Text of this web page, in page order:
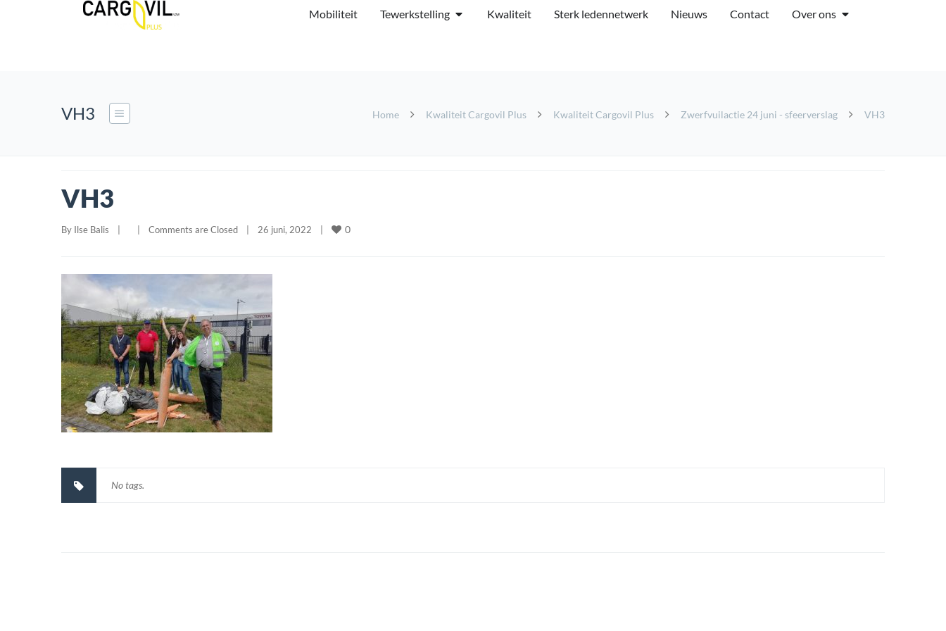
Mobiliteit Tewerkstelling Kwaliteit Sterk ledennetwerk Nieuws Contact Over ons
VH3 Home Kwaliteit Cargovil Plus Kwaliteit Cargovil Plus Zwerfvuilactie 24 juni - sfeerverslag VH3
VH3
By Ilse Balis Comments are Closed 26 juni, 2022 0
No tags.